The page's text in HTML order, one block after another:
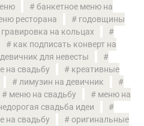
банкетное меню на
ресторана
годовщины
гравировка на кольцах
как подписать конверт на
для невесты
на свадьбу
креативные
лимузин на девичник
меню на свадьбу
меню на
свадьба идеи
на свадьбу
оригинальные